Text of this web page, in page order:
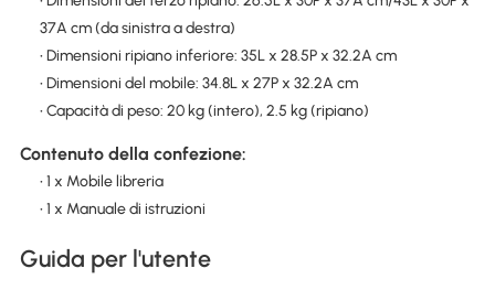
37A cm (da sinistra a destra)
• Dimensioni ripiano inferiore: 35L x 28.5P x 32.2A cm
• Dimensioni del mobile: 34.8L x 27P x 32.2A cm
• Capacità di peso: 20 kg (intero), 2.5 kg (ripiano)
Contenuto della confezione:
• 1 x Mobile libreria
• 1 x Manuale di istruzioni
Guida per l'utente